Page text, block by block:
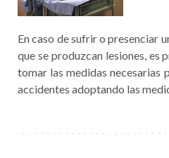
En caso de sufrir o presenciar
que se produzcan lesiones, es
tomar las medidas necesarias
accidentes adoptando las